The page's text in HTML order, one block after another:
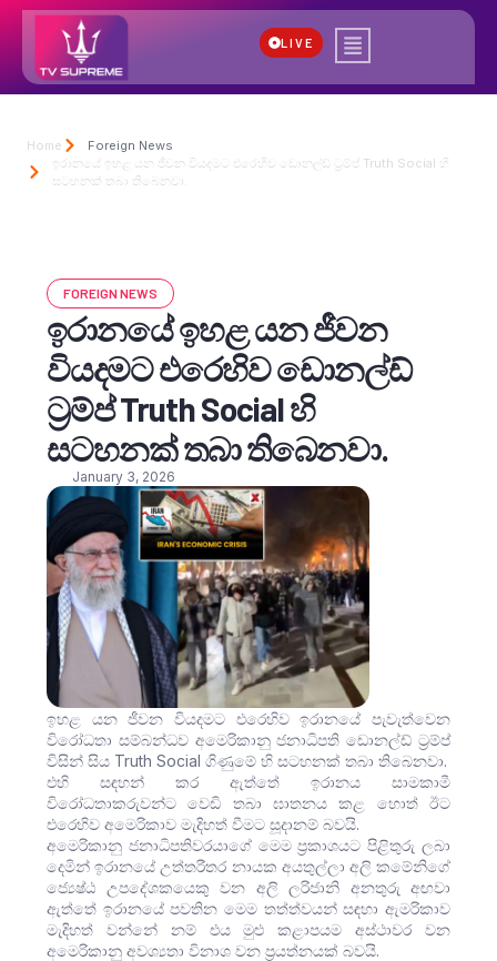
LIVE
Home
Foreign News
ඉරානයේ ඉහළ යන ජීවන වියදමට එරෙහිව ඩොනල්ඩ් ට්‍රම්ප් Truth Social හි
සටහනක් තබා තිබෙනවා.
FOREIGN NEWS
ඉරානයේ ඉහළ යන ජීවන
වියදමට එරෙහිව ඩොනල්ඩ්
ට්‍රම්ප් Truth Social හි
සටහනක් තබා තිබෙනවා.
January 3, 2026
ඉහළ යන ජීවන වියදමට එරෙහිව ඉරානයේ පැවැත්වෙන
විරෝධතා සම්බන්ධව අමෙරිකානු ජනාධිපති ඩොනල්ඩ් ට්‍රම්ප්
විසින් සිය Truth Social ගිණුමේ හි සටහනක් තබා තිබෙනවා.
එහි සඳහන් කර ඇත්තේ ඉරානය සාමකාමී
විරෝධතාකරුවන්ට වෙඩි තබා ඝාතනය කළ හොත් ඊට
එරෙහිව අමෙරිකාව මැදිහත් වීමට සූදානම් බවයි.
අමෙරිකානු ජනාධිපතිවරයාගේ මෙම ප්‍රකාශයට පිළිතුරු ලබා
දෙමින් ඉරානයේ උත්තරීතර නායක අයතුල්ලා අලි කමේනිගේ
ජ්‍යෙෂ්ඨ උපදේශකයෙකු වන අලි ලරිජානි අනතුරු අඟවා
ඇත්තේ ඉරානයේ පවතින මෙම තත්ත්වයන් සඳහා ඇමරිකාව
මැදිහත් වන්නේ නම් එය මුළු කළාපයම අස්ථාවර වන
අමෙරිකානු අවශ්‍යතා විනාශ වන ප්‍රයත්නයක් බවයි.